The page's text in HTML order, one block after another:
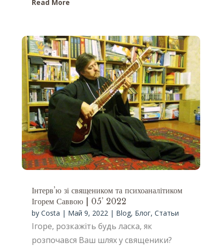
Read More
Інтерв’ю зі священиком та психоаналітиком
Ігорем Саввою | 05’ 2022
by Costa | Май 9, 2022| Blog, Блог, Статьи
Ігоре, розкажіть будь ласка, як
розпочався Ваш шлях у священики?